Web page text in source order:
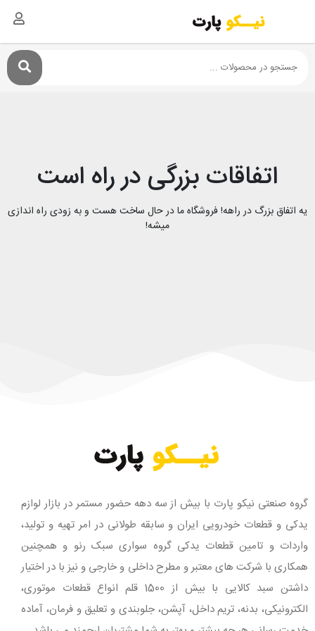
اتفاقات بزرگی در راه است
یه اتفاق بزرگ در راهه! فروشگاه ما در حال ساخت هست و به زودی راه اندازی
میشه!
گروه صنعتی نیکو پارت با بیش از سه دهه حضور مستمر در بازار لوازم
یدکی و قطعات خودرویی ایران و سابقه طولانی در امر تهیه و تولید،
واردات و تامین قطعات یدکی گروه سواری سبک رنو و همچنین
همکاری با شرکت های معتبر و مطرح داخلی و خارجی و نیز با در اختیار
داشتن سبد کالایی با بیش از 1500 قلم انواع قطعات موتوری،
الکترونیکی، بدنه، تریم داخل، آپشن، جلوبندی و تعلیق و فرمان، آماده